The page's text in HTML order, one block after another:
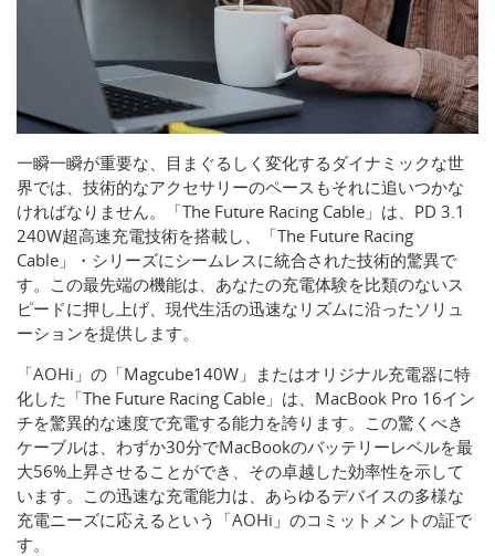
一瞬一瞬が重要な、目まぐるしく変化するダイナミックな世
界では、技術的なアクセサリーのペースもそれに追いつかな
ければなりません。「The Future Racing Cable」は、PD 3.1
240W超高速充電技術を搭載し、「The Future Racing
Cable」・シリーズにシームレスに統合された技術的驚異で
す。この最先端の機能は、あなたの充電体験を比類のないス
ピードに押し上げ、現代生活の迅速なリズムに沿ったソリュ
ーションを提供します。
「AOHi」の「Magcube140W」またはオリジナル充電器に特
化した「The Future Racing Cable」は、MacBook Pro 16イン
チを驚異的な速度で充電する能力を誇ります。この驚くべき
ケーブルは、わずか30分でMacBookのバッテリーレベルを最
大56%上昇させることができ、その卓越した効率性を示して
います。この迅速な充電能力は、あらゆるデバイスの多様な
充電ニーズに応えるという「AOHi」のコミットメントの証で
す。